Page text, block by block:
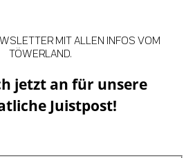
jetzt an für unsere
Juistpost!
MIT ALLEN INFOS VOM
TÖWERLAND.